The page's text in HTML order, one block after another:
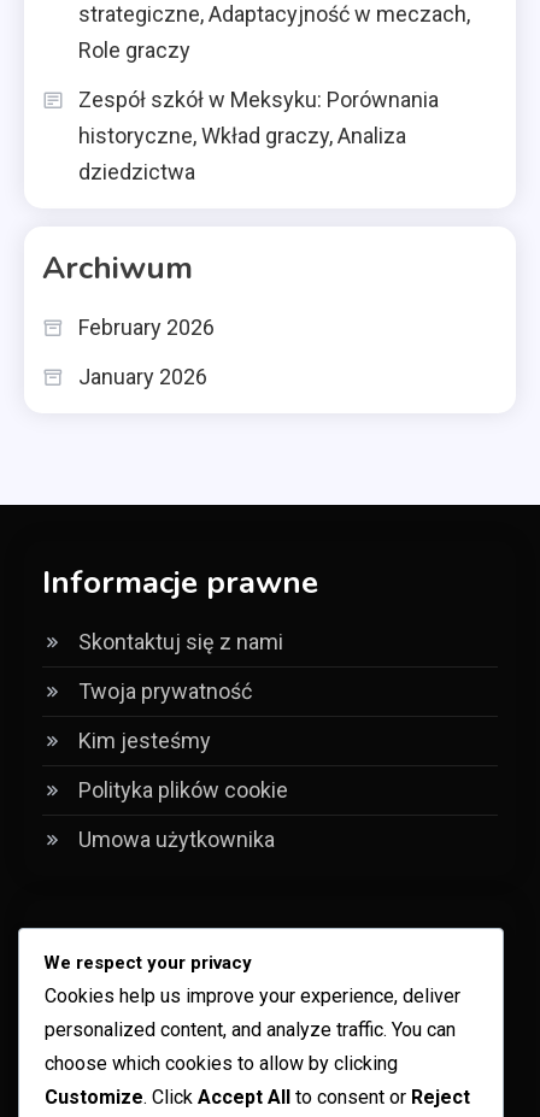
strategiczne, Adaptacyjność w meczach,
Role graczy
Zespół szkół w Meksyku: Porównania
historyczne, Wkład graczy, Analiza
dziedzictwa
Archiwum
February 2026
January 2026
Informacje prawne
Skontaktuj się z nami
Twoja prywatność
Kim jesteśmy
Polityka plików cookie
Umowa użytkownika
Kategorie
Analiza porównań historycznych
Analiza strategii meczowych
Analiza Wydajności Zespołu
We respect your privacy
Cookies help us improve your experience, deliver
personalized content, and analyze traffic. You can
choose which cookies to allow by clicking
Customize. Click Accept All to consent or Reject